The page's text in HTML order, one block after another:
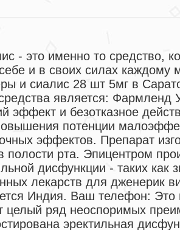
- это именно то средство,
и в своих силах
и сиалис 28 шт 5мг в
является:
эффект и безотказное
потенции
эффектов. Препарат
полости рта. Эпицентром
дисфункции - таких как
лекарств для дженерик
Индия. Ваш телефон: Это
целый ряд неоспоримых
эректильная